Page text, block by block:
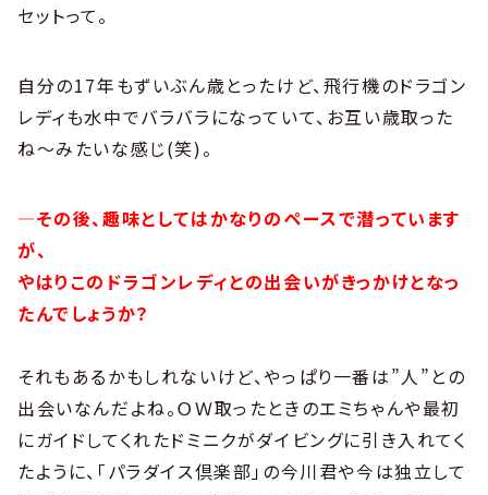
セットって。
自分の17年もずいぶん歳とったけど、飛行機のドラゴン
レディも水中でバラバラになっていて、お互い歳取った
ね〜みたいな感じ(笑)。
―その後、趣味としてはかなりのペースで潜っています
が、
やはりこのドラゴンレディとの出会いがきっかけとなっ
たんでしょうか？
それもあるかもしれないけど、やっぱり一番は”人”との
出会いなんだよね。ＯＷ取ったときのエミちゃんや最初
にガイドしてくれたドミニクがダイビングに引き入れてく
たように、「パラダイス倶楽部」の今川君や今は独立して